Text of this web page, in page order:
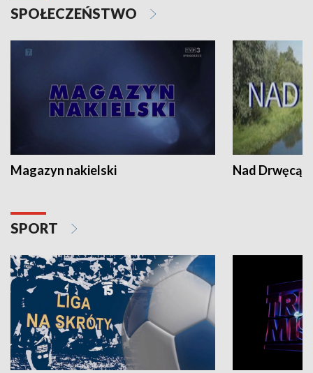
SPOŁECZEŃSTWO
Magazyn nakielski Nad Drwęcą
SPORT